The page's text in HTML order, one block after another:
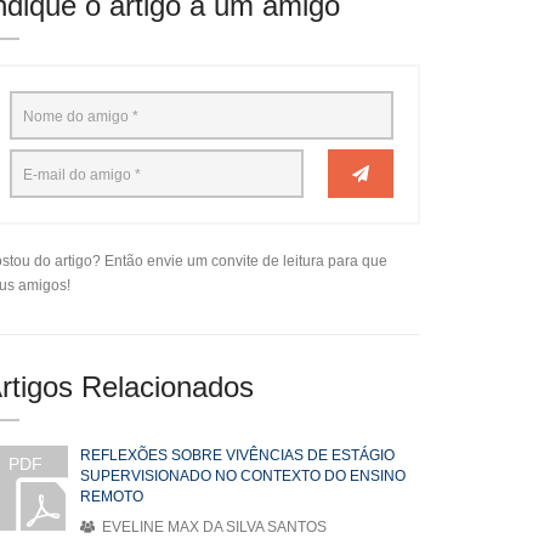
do artigo? Então envie um convite de leitura para que
amigos!
Relacionados
PDF
REFLEXÕES SOBRE VIVÊNCIAS DE ESTÁGIO
SUPERVISIONADO NO CONTEXTO DO ENSINO
REMOTO
EVELINE MAX DA SILVA SANTOS